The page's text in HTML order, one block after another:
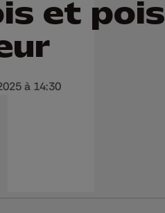
et pois
à 14:30